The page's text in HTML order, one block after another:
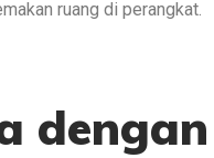
ruang di perangkat.